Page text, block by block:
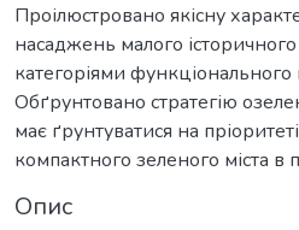
Проілюстровано якісну
насаджень малого
категоріями
Обґрунтовано стратегію
має ґрунтуватися на
компактного зеленого міста
Опис